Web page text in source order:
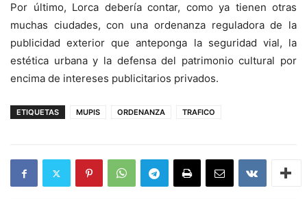
Por último, Lorca debería contar, como ya tienen otras
muchas ciudades, con una ordenanza reguladora de la
publicidad exterior que anteponga la seguridad vial, la
estética urbana y la defensa del patrimonio cultural por
encima de intereses publicitarios privados.
ETIQUETAS MUPIS ORDENANZA TRAFICO